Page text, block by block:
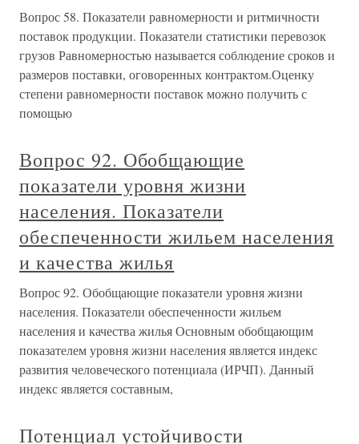
Вопрос 58. Показатели равномерности и ритмичности
поставок продукции. Показатели статистики перевозок
грузов Равномерностью называется соблюдение сроков и
размеров поставки, оговоренных контрактом.Оценку
степени равномерности поставок можно получить с
помощью
Вопрос 92. Обобщающие
показатели уровня жизни
населения. Показатели
обеспеченности жильем населения
и качества жилья
Вопрос 92. Обобщающие показатели уровня жизни
населения. Показатели обеспеченности жильем
населения и качества жилья Основным обобщающим
показателем уровня жизни населения является индекс
развития человеческого потенциала (ИРЧП). Данный
индекс является составным,
Потенциал устойчивости